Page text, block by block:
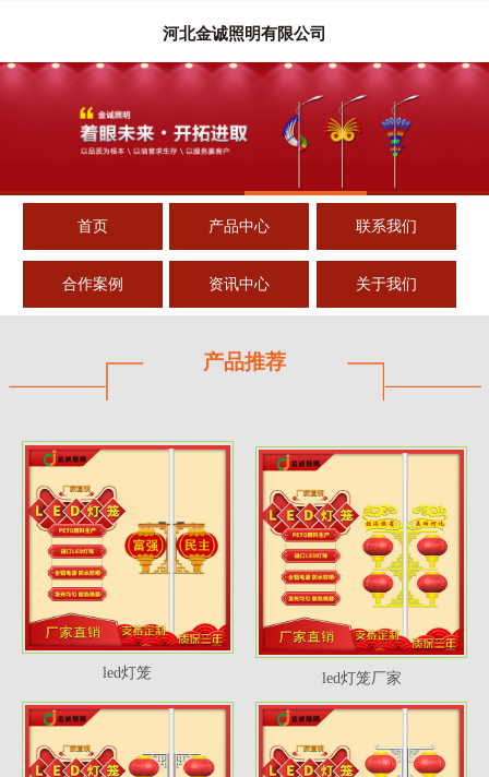
河北金诚照明有限公司
首页 产品中心 联系我们
合作案例 资讯中心 关于我们
产品推荐
led灯笼 led灯笼厂家